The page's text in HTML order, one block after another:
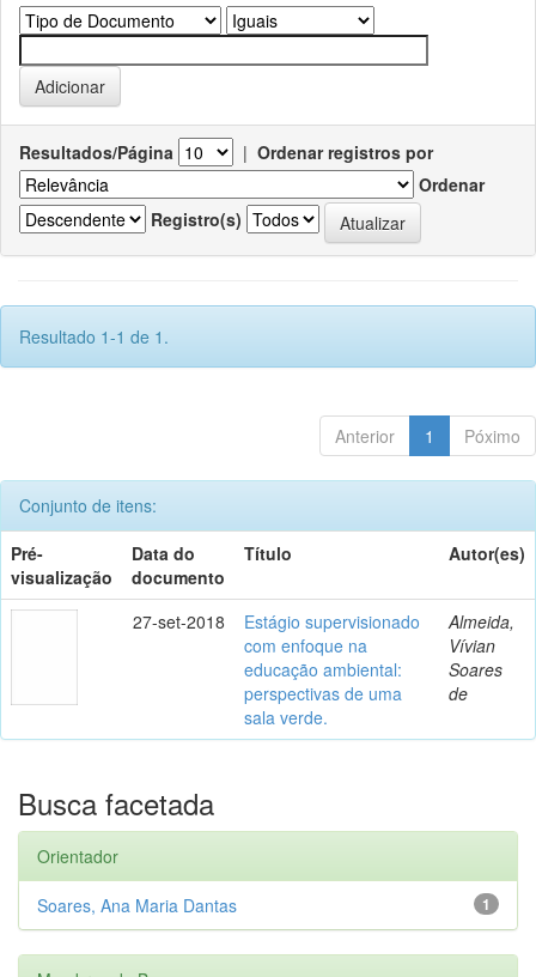
Resultados/Página | Ordenar registros por
Ordenar
Registro(s)
Resultado 1-1 de 1.
Anterior 1 Póximo
Conjunto de itens:
Pré-
visualização
Data do
documento
Título Autor(es)
27-set-2018
Estágio supervisionado
com enfoque na
educação ambiental:
perspectivas de uma
sala verde.
Almeida,
Vívian
Soares
de
Busca facetada
Orientador
1
Soares, Ana Maria Dantas